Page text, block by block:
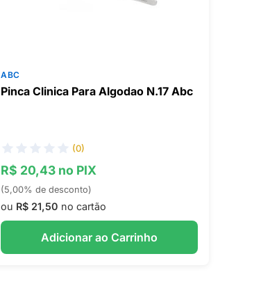
ABC
Pinca Clinica Para Algodao N.17 Abc
(0)
R$ 20,43 no PIX
(5,00% de desconto)
ou R$ 21,50 no cartão
Adicionar ao Carrinho